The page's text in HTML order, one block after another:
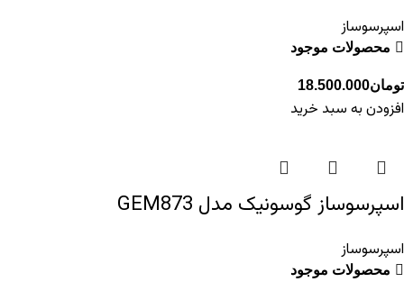
اسپرسوساز
محصولات موجود
تومان18.500.000
افزودن به سبد خرید
اسپرسوساز گوسونیک مدل GEM873
اسپرسوساز
محصولات موجود